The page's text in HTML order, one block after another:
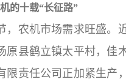
的十载“长征路”
农机市场需求旺盛。近
原县鹤立镇太平村，佳
限责任公司正加紧生产